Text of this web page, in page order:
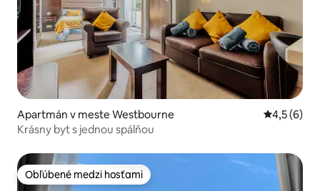
Apartmán v meste Westbourne Priemerné
4,5 (6)
Krásny byt s jednou spálňou
Obľúbené medzi hosťami
Obľúbené medzi hosťami